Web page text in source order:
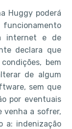
Huggy poderá
internet e de
declara que
bem
de algum
sem que
por eventuais
venha a sofrer,
a: indenização